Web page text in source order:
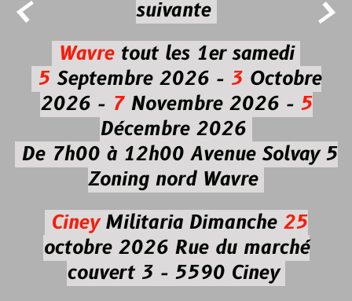
 
suivante
Wavretout les 1er samedi
5Septembre 2026 - 3Octobre
2026 -7Novembre 2026 - 5
Décembre 2026
De 7h00 à 12h00 Avenue Solvay 5
Zoning nord Wavre
CineyMilitaria Dimanche 25
octobre 2026Rue du marché
couvert 3 - 5590 Ciney